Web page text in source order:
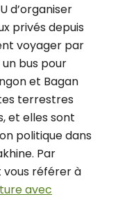
d’organiser
privés depuis
voyager par
bus pour
et Bagan
terrestres
et elles sont
politique dans
Par
vous référer à
avec